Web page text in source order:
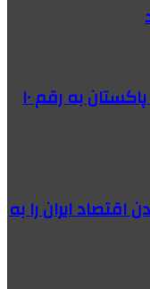
افزایش حجم تجارت بین ایران و پاکستان به رقم ۱۰
ایران را به